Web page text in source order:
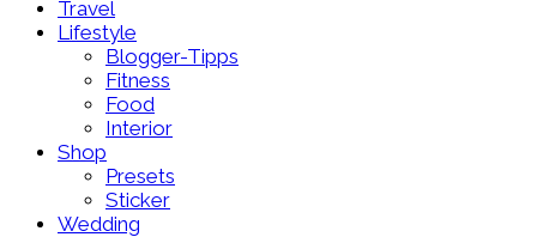
Travel
Lifestyle
Blogger-Tipps
Fitness
Food
Interior
Shop
Presets
Sticker
Wedding